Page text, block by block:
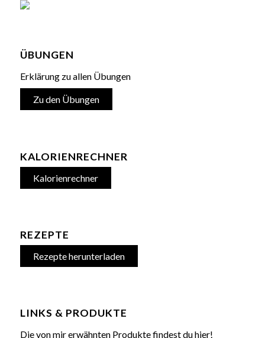
ÜBUNGEN
Erklärung zu allen Übungen
Zu den Übungen
KALORIENRECHNER
Kalorienrechner
REZEPTE
Rezepte herunterladen
LINKS & PRODUKTE
Die von mir erwähnten Produkte findest du hier!